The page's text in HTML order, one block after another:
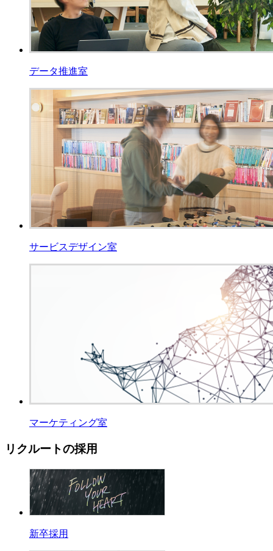
データ推進室
サービスデザイン室
マーケティング室
リクルートの採用
新卒採用